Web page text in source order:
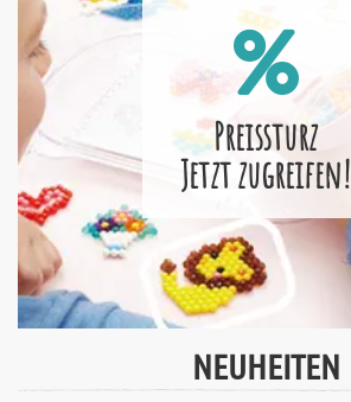
Preissturz
Jetzt zugreifen!
NEUHEITEN